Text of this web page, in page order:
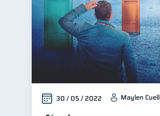
30 / 05 / 2022 Maylen